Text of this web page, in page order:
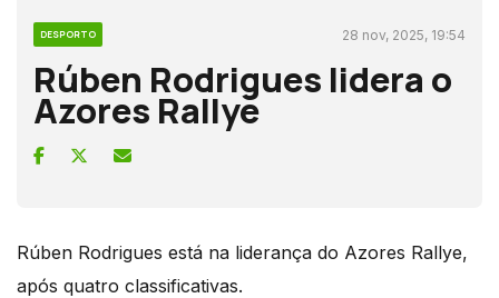
DESPORTO 28 nov, 2025, 19:54
Rúben Rodrigues lidera o
Azores Rallye
Rúben Rodrigues está na liderança do Azores Rallye,
após quatro classificativas.